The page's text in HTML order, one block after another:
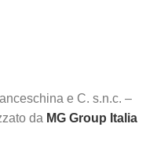
e C. s.n.c. –
da MG Group Italia